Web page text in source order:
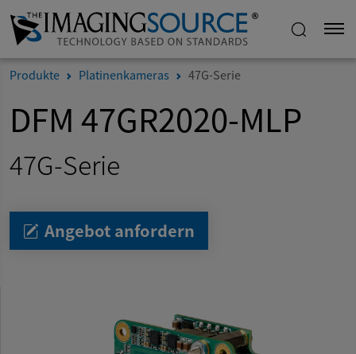
Produkte Platinenkameras 47G-Serie
DFM 47GR2020-MLP
47G-Serie
Angebot anfordern